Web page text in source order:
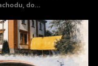
do...